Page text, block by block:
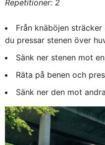
Repetitioner: 2
Från knäböjen
du pressar stenen över
Sänk ner stenen mot
Räta på benen och
Sänk ner den mot